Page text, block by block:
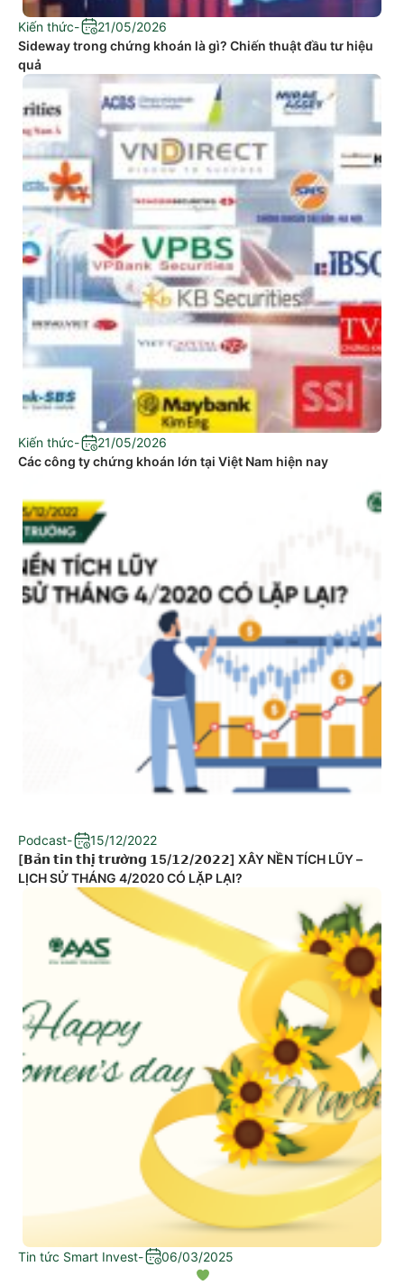
Kiến thức-
21/05/2026
Sideway trong chứng khoán là gì? Chiến thuật đầu tư hiệu
quả
Kiến thức-
21/05/2026
Các công ty chứng khoán lớn tại Việt Nam hiện nay
Podcast-
15/12/2022
[𝗕𝗮̉𝗻 𝘁𝗶𝗻 𝘁𝗵𝗶̣ 𝘁𝗿𝘂̛𝗼̛̀𝗻𝗴 𝟭5/𝟭𝟮/𝟮𝟬𝟮𝟮] XÂY NỀN TÍCH LŨY –
LỊCH SỬ THÁNG 4/2020 CÓ LẶP LẠI?
Tin tức Smart Invest- 06/03/2025